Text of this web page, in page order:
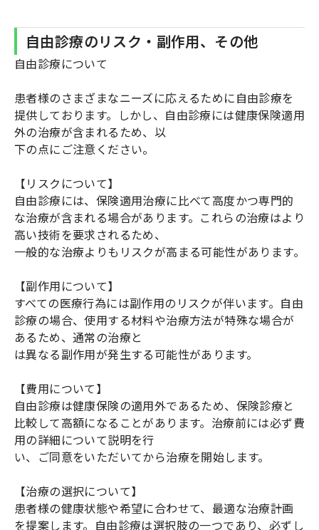
自由診療のリスク・副作用、その他
自由診療について
患者様のさまざまなニーズに応えるために自由診療を
提供しております。しかし、自由診療には健康保険適用
外の治療が含まれるため、以
下の点にご注意ください。
【リスクについて】
自由診療には、保険適用治療に比べて高度かつ専門的
な治療が含まれる場合があります。これらの治療はより
高い技術を要求されるため、
一般的な治療よりもリスクが高まる可能性があります。
【副作用について】
すべての医療行為には副作用のリスクが伴います。自由
診療の場合、使用する材料や治療方法が特殊な場合が
あるため、通常の治療と
は異なる副作用が発生する可能性があります。
【費用について】
自由診療は健康保険の適用外であるため、保険診療と
比較して高額になることがあります。治療前には必ず費
用の詳細について説明を行
い、ご同意をいただいてから治療を開始します。
【治療の選択について】
患者様の健康状態や希望に合わせて、最適な治療計画
を提案します。自由診療は選択肢の一つであり、必ずし